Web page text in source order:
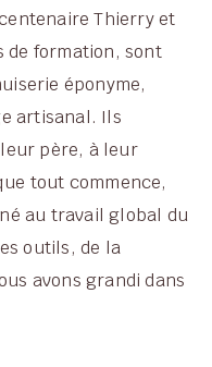
Thierry et
de formation, sont
éponyme,
artisanal. Ils
père, à leur
tout commence,
au travail global du
outils, de la
avons grandi dans